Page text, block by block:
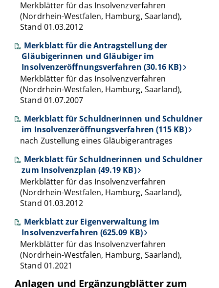
Merkblätter für das Insolvenzverfahren
(Nordrhein-Westfalen, Hamburg, Saarland),
Stand 01.03.2012
Merkblatt für die Antragstellung der
Gläubigerinnen und Gläubiger im
Insolvenzeröffnungsverfahren (30.16 KB)
Merkblätter für das Insolvenzverfahren
(Nordrhein-Westfalen, Hamburg, Saarland),
Stand 01.07.2007
Merkblatt für Schuldnerinnen und Schuldner
im Insolvenzeröffnungsverfahren (115 KB)
nach Zustellung eines Gläubigerantrages
Merkblatt für Schuldnerinnen und Schuldner
zum Insolvenzplan (49.19 KB)
Merkblätter für das Insolvenzverfahren
(Nordrhein-Westfalen, Hamburg, Saarland),
Stand 01.03.2012
Merkblatt zur Eigenverwaltung im
Insolvenzverfahren (625.09 KB)
Merkblätter für das Insolvenzverfahren
(Nordrhein-Westfalen, Hamburg, Saarland),
Stand 01.2021
Anlagen und Ergänzungblätter zum